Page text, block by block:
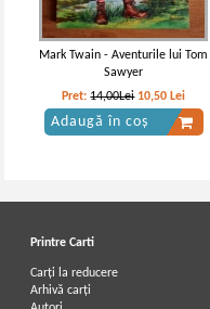
Mark Twain - Aventurile lui Tom
Sawyer
Pret:14,00Lei 10,50 Lei
Adaugă în coș
Printre Carti
Carți la reducere
Arhivă carți